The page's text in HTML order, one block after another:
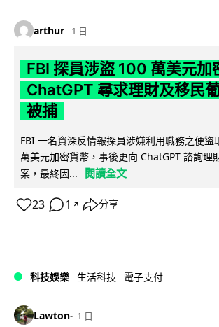
arthur 1 日
FBI 探員涉盜 100 萬美元
ChatGPT 尋求理財及移民
被捕
FBI 一名資深反情報探員涉嫌利用職務之便盜
萬美元加密貨幣，事後更向 ChatGPT 諮詢理
案，最終因...
閱讀全文
23 1 ↗ 分享
科技娛樂 生活科技 電子支付
Lawton 1 日